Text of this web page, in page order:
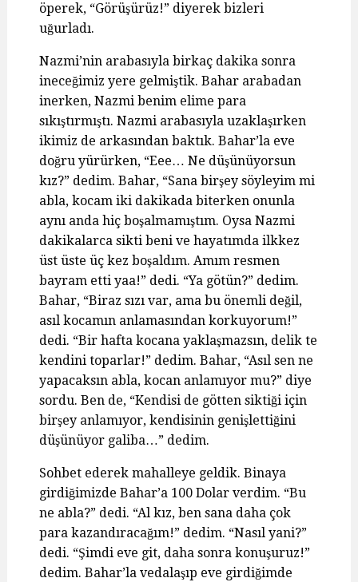
öperek, “Görüşürüz!” diyerek bizleri
uğurladı.
Nazmi’nin arabasıyla birkaç dakika sonra
ineceğimiz yere gelmiştik. Bahar arabadan
inerken, Nazmi benim elime para
sıkıştırmıştı. Nazmi arabasıyla uzaklaşırken
ikimiz de arkasından baktık. Bahar’la eve
doğru yürürken, “Eee… Ne düşünüyorsun
kız?” dedim. Bahar, “Sana birşey söyleyim mi
abla, kocam iki dakikada biterken onunla
aynı anda hiç boşalmamıştım. Oysa Nazmi
dakikalarca sikti beni ve hayatımda ilkkez
üst üste üç kez boşaldım. Amım resmen
bayram etti yaa!” dedi. “Ya götün?” dedim.
Bahar, “Biraz sızı var, ama bu önemli değil,
asıl kocamın anlamasından korkuyorum!”
dedi. “Bir hafta kocana yaklaşmazsın, delik te
kendini toparlar!” dedim. Bahar, “Asıl sen ne
yapacaksın abla, kocan anlamıyor mu?” diye
sordu. Ben de, “Kendisi de götten siktiği için
birşey anlamıyor, kendisinin genişlettiğini
düşünüyor galiba…” dedim.
Sohbet ederek mahalleye geldik. Binaya
girdiğimizde Bahar’a 100 Dolar verdim. “Bu
ne abla?” dedi. “Al kız, ben sana daha çok
para kazandıracağım!” dedim. “Nasıl yani?”
dedi. “Şimdi eve git, daha sonra konuşuruz!”
dedim. Bahar’la vedalaşıp eve girdiğimde